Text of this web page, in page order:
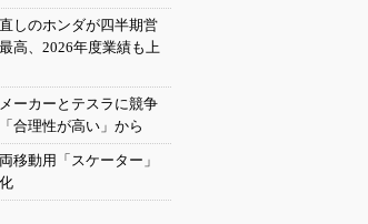
しのホンダが四半期営
高、2026年度業績も上
ーカーとテスラに競争
合理性が高い」から
移動用「スケーター」